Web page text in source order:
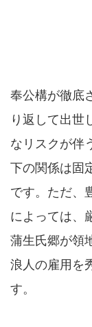
奉公構が徹底
り返して出世
なリスクが伴
下の関係は固
です。ただ、
によっては、
蒲生氏郷が領
浪人の雇用を
す。